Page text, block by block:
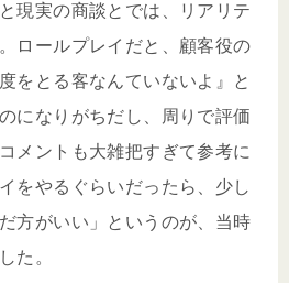
現実の商談とでは、リアリテ
ロールプレイだと、顧客役の
をとる客なんていないよ』と
になりがちだし、周りで評価
メントも大雑把すぎて参考に
をやるぐらいだったら、少し
方がいい」というのが、当時
た。